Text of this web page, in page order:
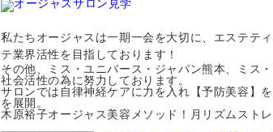
オージャスサロン見学
私たちオージャスは一期一会を大切に、エステテ
テ業界活性を目指しております！
その他、ミス・ユニバース・ジャパン熊本、ミス
社会活性の為に努力しております。
サロンでは自律神経ケアに力を入れ【予防美容】
を展開。
木原裕子オージャス美容メソッド！月リズムスト